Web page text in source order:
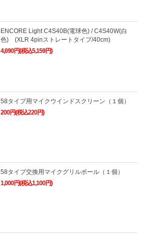
ENCORE Light C4S40B(電球色) / C4S40W(白
色) (XLR 4pinストレートタイプ/40cm)
4,690円(税込5,159円)
58タイプ用マイクウインドスクリーン（１個）
200円(税込220円)
58タイプ交換用マイクグリルボール（１個）
1,000円(税込1,100円)